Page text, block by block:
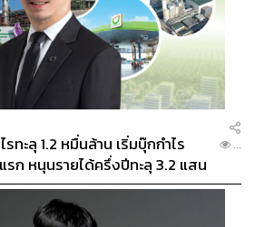
nusarabkk/
ทะลุ 1.2 หมื่นล้าน เริ่มบุ๊กกำไร
รก หนุนรายได้ครึ่งปีทะลุ 3.2 แสน
...